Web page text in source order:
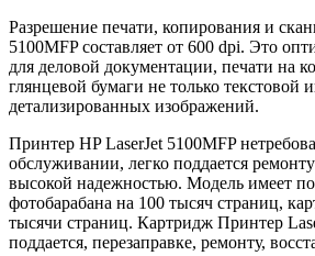
Разрешение печати, копирования и
5100MFP составляет от 600 dpi. Это
для деловой документации, печати на
глянцевой бумаги не только текстовой
детализированных изображений.
Принтер HP LaserJet 5100MFP
обслуживании, легко поддается
высокой надежностью. Модель имеет
фотобарабана на 100 тысяч страниц,
тысячи страниц. Картридж Принтер
поддается, перезаправке, ремонту,